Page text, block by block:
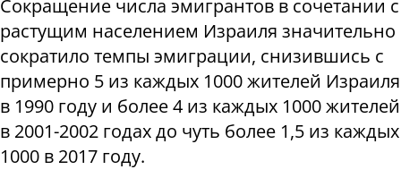
Сокращение числа эмигрантов в сочетании с
растущим населением Израиля значительно
сократило темпы эмиграции, снизившись с
примерно 5 из каждых 1000 жителей Израиля
в 1990 году и более 4 из каждых 1000 жителей
в 2001-2002 годах до чуть более 1,5 из каждых
1000 в 2017 году.